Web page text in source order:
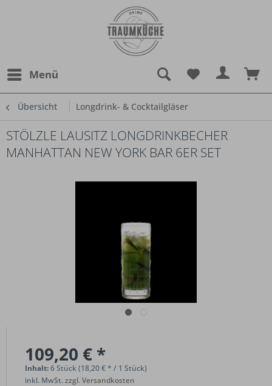
Menü
Übersicht Longdrink- & Cocktailgläser
STÖLZLE LAUSITZ LONGDRINKBECHER
MANHATTAN NEW YORK BAR 6ER SET
109,20 € *
Inhalt:6 Stück (18,20 € * / 1 Stück)
inkl. MwSt.zzgl. Versandkosten